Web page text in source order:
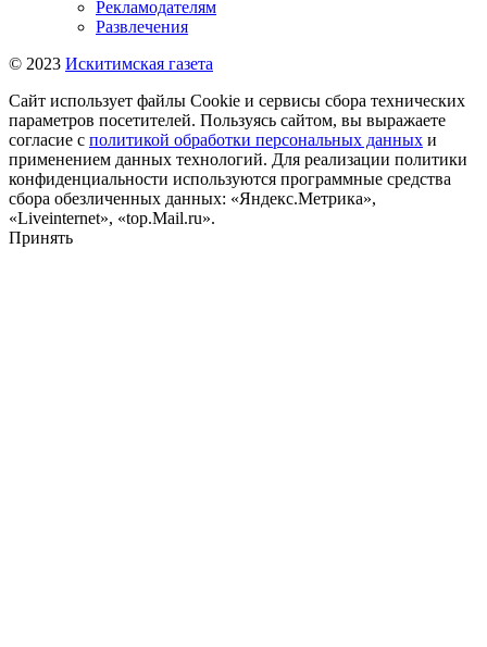
Рекламодателям
Развлечения
© 2023 Искитимская газета
Сайт использует файлы Cookie и сервисы сбора технических
параметров посетителей. Пользуясь сайтом, вы выражаете
согласие с политикой обработки персональных данных и
применением данных технологий. Для реализации политики
конфиденциальности используются программные средства
сбора обезличенных данных: «Яндекс.Метрика»,
«Liveinternet», «top.Mail.ru».
Принять